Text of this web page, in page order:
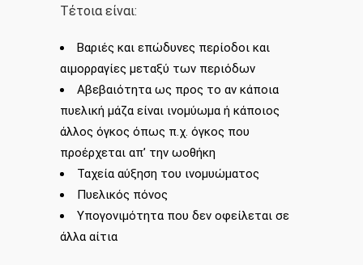
Τέτοια είναι:
Βαριές και επώδυνες περίοδοι και
αιμορραγίες μεταξύ των περιόδων
Αβεβαιότητα ως προς το αν κάποια
πυελική μάζα είναι ινομύωμα ή κάποιος
άλλος όγκος όπως π.χ. όγκος που
προέρχεται απ’ την ωοθήκη
Ταχεία αύξηση του ινομυώματος
Πυελικός πόνος
Υπογονιμότητα που δεν οφείλεται σε
άλλα αίτια